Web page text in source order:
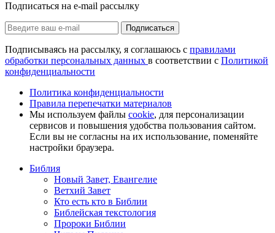
Подписаться на e-mail рассылку
Подписаться
Подписываясь на рассылку, я соглашаюсь с правилами
обработки персональных данных в соответствии с Политикой
конфиденциальности
Политика конфиденциальности
Правила перепечатки материалов
Мы используем файлы cookie, для персонализации
сервисов и повышения удобства пользования сайтом.
Если вы не согласны на их использование, поменяйте
настройки браузера.
Библия
Новый Завет, Евангелие
Ветхий Завет
Кто есть кто в Библии
Библейская текстология
Пророки Библии